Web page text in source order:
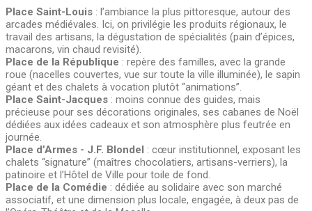
Place Saint-Louis : l’ambiance la plus pittoresque, autour des
arcades médiévales. Ici, on privilégie les produits régionaux, le
travail des artisans, la dégustation de spécialités (pain d’épices,
macarons, vin chaud revisité).
Place de la République : repère des familles, avec la grande
roue (nacelles couvertes, vue sur toute la ville illuminée), le sapin
géant et des chalets à vocation plutôt “animations”.
Place Saint-Jacques : moins connue des guides, mais
précieuse pour ses décorations originales, ses cabanes de Noël
dédiées aux idées cadeaux et son atmosphère plus feutrée en
journée.
Place d’Armes - J.F. Blondel : cœur institutionnel, exposant les
chalets “signature” (maîtres chocolatiers, artisans-verriers), la
patinoire et l’Hôtel de Ville pour toile de fond.
Place de la Comédie : dédiée au solidaire avec son marché
associatif, et une dimension plus locale, engagée, à deux pas de